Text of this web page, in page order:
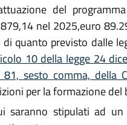
del
nel 2025,euro
di quanto previsto dalle
10 della legge 24
81, sesto comma, della
per la formazione
saranno stipulati ad